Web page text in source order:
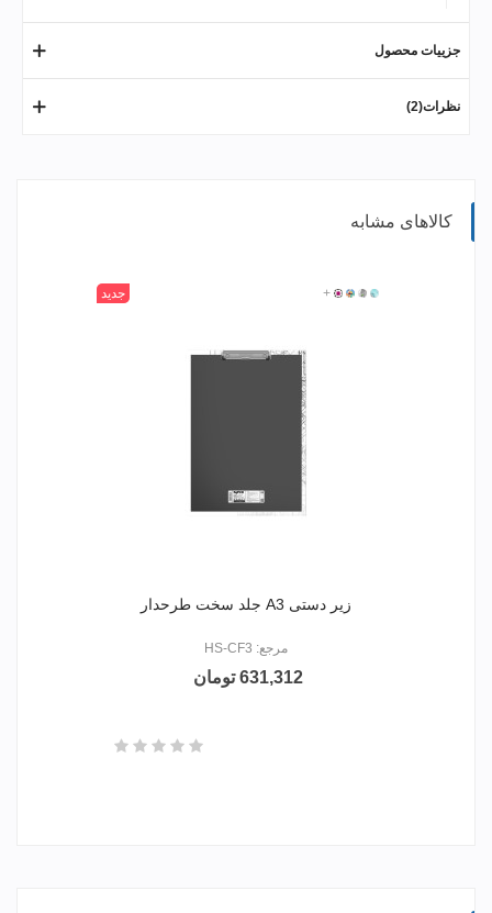
جزییات محصول
نظرات(2)
کالاهای مشابه
305
304
303
302
+ جدید
زیر دستی A3 جلد سخت طرحدار
مرجع: HS-CF3
631,312 تومان